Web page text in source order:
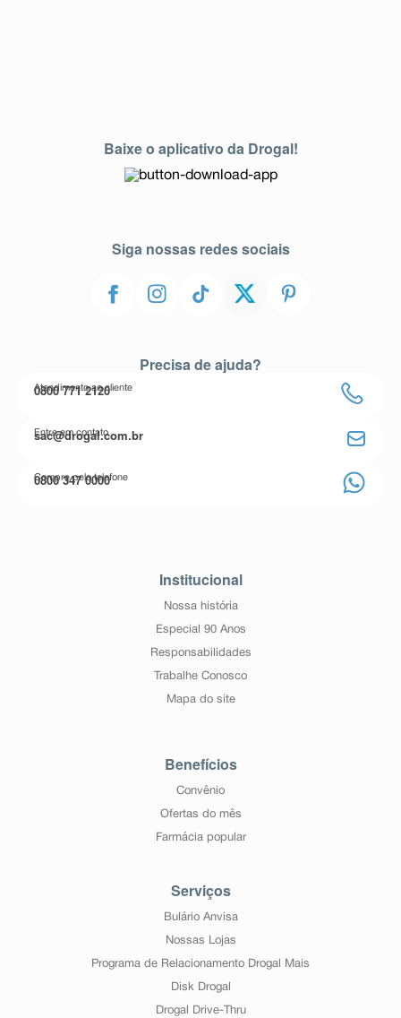
Baixe o aplicativo da Drogal!
Siga nossas redes sociais
Precisa de ajuda?
Atendimento ao cliente
0800 771 2120
Entre em contato
sac@drogal.com.br
Compre pelo telefone
0800 347 0000
Institucional
Nossa história
Especial 90 Anos
Responsabilidades
Trabalhe Conosco
Mapa do site
Benefícios
Convênio
Ofertas do mês
Farmácia popular
Serviços
Bulário Anvisa
Nossas Lojas
Programa de Relacionamento Drogal Mais
Disk Drogal
Drogal Drive-Thru